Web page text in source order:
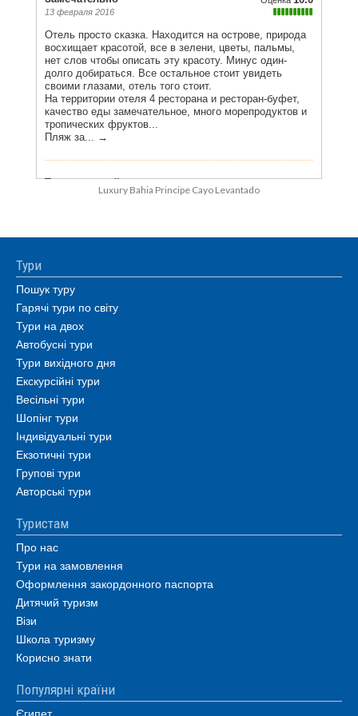
Luxury Bahia Principe Cayo Levantado
Тури
Пошук туру
Гарячі тури по світу
Тури на двох
Автобусні тури
Тури вихідного дня
Екскурсійні тури
Весільні тури
Шопінг тури
Індивідуальні тури
Екзотичні тури
Групові тури
Авторські тури
Туристам
Про нас
Тури на замовлення
Оформлення закордонного паспорта
Дитячий туризм
Візи
Школа туризму
Корисно знати
Популярні країни
Єгипет